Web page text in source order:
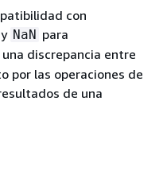
con
y NaN para
una discrepancia entre
por las operaciones de
de una